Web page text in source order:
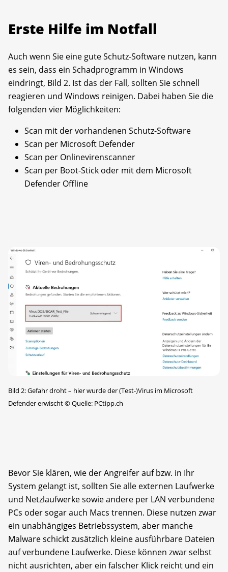
Erste Hilfe im Notfall
Auch wenn Sie eine gute Schutz-Software nutzen, kann
es sein, dass ein Schadprogramm in Windows
eindringt, Bild 2. Ist das der Fall, sollten Sie schnell
reagieren und Windows reinigen. Dabei haben Sie die
folgenden vier Möglichkeiten:
Scan mit der vorhandenen Schutz-Software
Scan per Microsoft Defender
Scan per Onlinevirenscanner
Scan per Boot-Stick oder mit dem Microsoft
Defender Offline
Bild 2: Gefahr droht – hier wurde der (Test-)Virus im Microsoft
Defender erwischt©Quelle: PCtipp.ch
Bevor Sie klären, wie der Angreifer auf bzw. in Ihr
System gelangt ist, sollten Sie alle externen Laufwerke
und Netzlaufwerke sowie andere per LAN verbundene
PCs oder sogar auch Macs trennen. Diese nutzen zwar
ein unabhängiges Betriebssystem, aber manche
Malware schickt zusätzlich kleine ausführbare Dateien
auf verbundene Laufwerke. Diese können zwar selbst
nicht ausrichten, aber ein falscher Klick reicht und ein